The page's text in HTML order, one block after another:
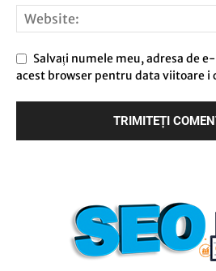
Salvați numele meu, adresa de
acest browser pentru data viitoare i